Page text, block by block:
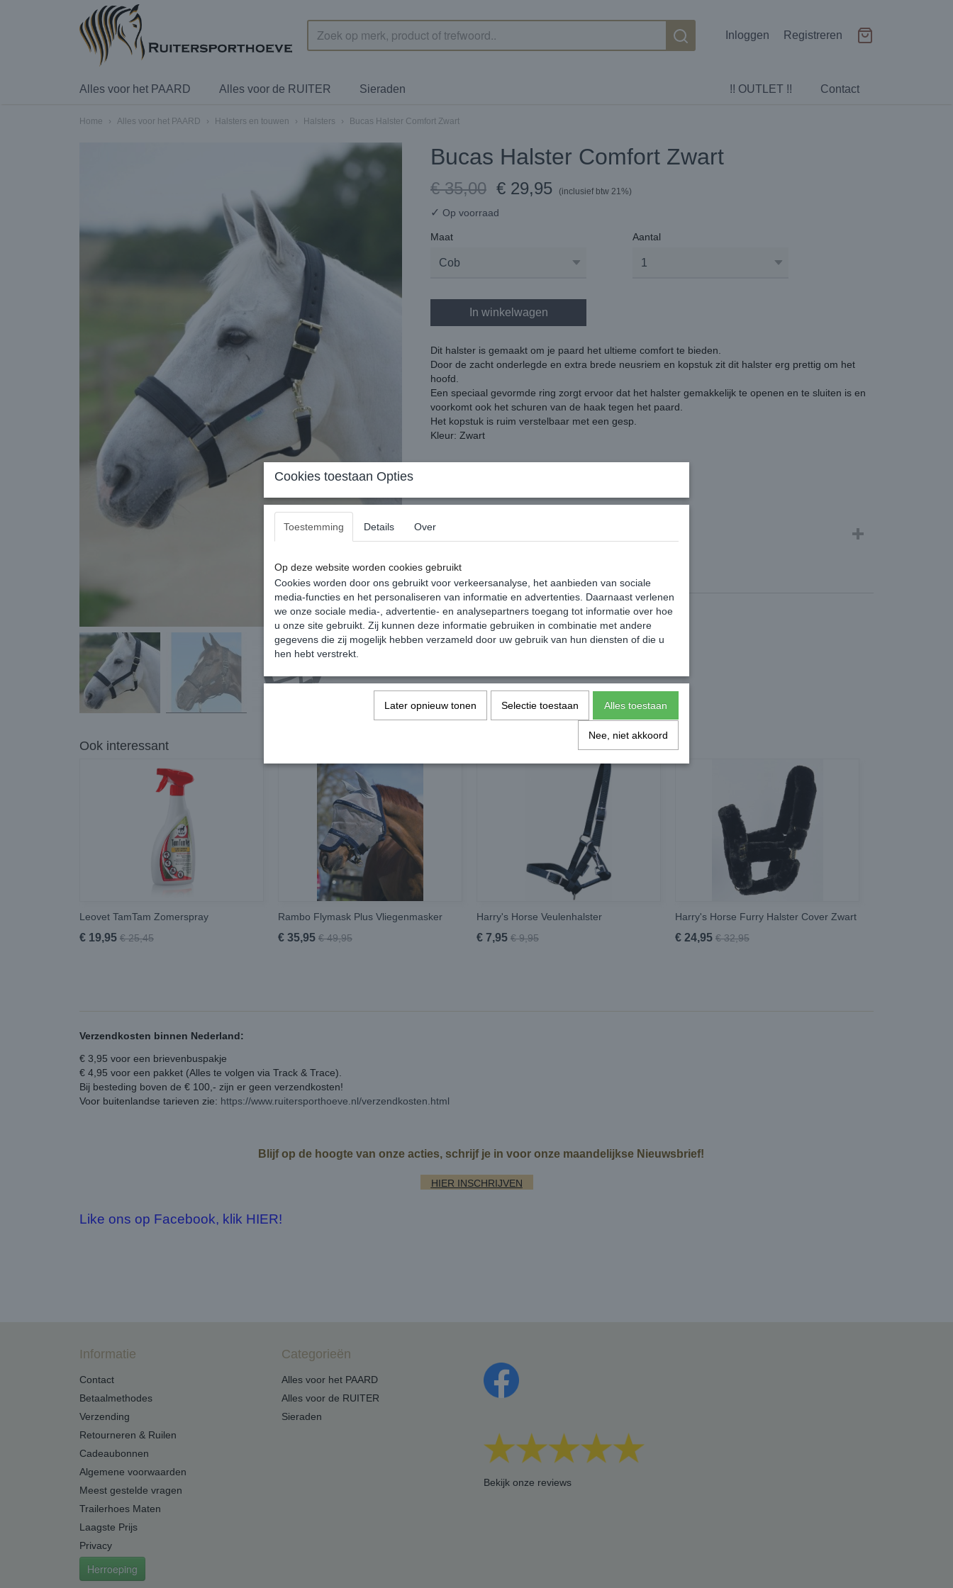
Inloggen Registreren
Contact
!! OUTLET !!
Alles voor het PAARD Alles voor de RUITER Sieraden
Home › Alles voor het PAARD › Halsters en touwen › Halsters › Bucas Halster Comfort Zwart
Bucas Halster Comfort Zwart
€ 35,00 € 29,95 (inclusief btw 21%)
✓ Op voorraad
Maat Aantal
In winkelwagen
Dit halster is gemaakt om je paard het ultieme comfort te bieden.
Door de zacht onderlegde en extra brede neusriem en kopstuk zit dit halster erg prettig om het
hoofd.
Een speciaal gevormde ring zorgt ervoor dat het halster gemakkelijk te openen en te sluiten is en
voorkomt ook het schuren van de haak tegen het paard.
Het kopstuk is ruim verstelbaar met een gesp.
Kleur: Zwart
Reacties
Ook interessant
Leovet TamTam Zomerspray
€ 19,95 € 25,45
Rambo Flymask Plus Vliegenmasker
€ 35,95 € 49,95
Harry's Horse Veulenhalster
€ 7,95 € 9,95
Harry's Horse Furry Halster Cover Zwart
€ 24,95 € 32,95
Verzendkosten binnen Nederland:
€ 3,95 voor een brievenbuspakje
€ 4,95 voor een pakket (Alles te volgen via Track & Trace).
Bij besteding boven de € 100,- zijn er geen verzendkosten!
Voor buitenlandse tarieven zie: https://www.ruitersporthoeve.nl/verzendkosten.html
Blijf op de hoogte van onze acties, schrijf je in voor onze maandelijkse Nieuwsbrief!
HIER INSCHRIJVEN
Like ons op Facebook, klik HIER!
Informatie
Contact
Betaalmethodes
Verzending
Retourneren & Ruilen
Cadeaubonnen
Algemene voorwaarden
Meest gestelde vragen
Trailerhoes Maten
Laagste Prijs
Privacy
Herroeping
Categorieën
Alles voor het PAARD
Alles voor de RUITER
Sieraden
Bekijk onze reviews
Cookies toestaan Opties
Toestemming Details Over
Op deze website worden cookies gebruikt
Cookies worden door ons gebruikt voor verkeersanalyse, het aanbieden van sociale
media-functies en het personaliseren van informatie en advertenties. Daarnaast verlenen
we onze sociale media-, advertentie- en analysepartners toegang tot informatie over hoe
u onze site gebruikt. Zij kunnen deze informatie gebruiken in combinatie met andere
gegevens die zij mogelijk hebben verzameld door uw gebruik van hun diensten of die u
hen hebt verstrekt.
Later opnieuw tonen Selectie toestaan Alles toestaan
Nee, niet akkoord